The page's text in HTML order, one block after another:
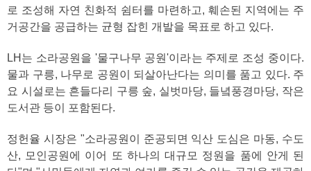
로 조성해 자연 친화적 쉼터를 마련하고, 훼손된 지역에는 주
거공간을 공급하는 균형 잡힌 개발을 목표로 하고 있다.
LH는 소라공원을 '물구나무 공원'이라는 주제로 조성 중이다.
물과 구릉, 나무로 공원이 되살아난다는 의미를 품고 있다. 주
요 시설로는 흔들다리 구릉 숲, 실벗마당, 들녘풍경마당, 작은
도서관 등이 포함된다.
정헌율 시장은 "소라공원이 준공되면 익산 도심은 마동, 수도
산, 모인공원에 이어 또 하나의 대규모 정원을 품에 안게 된